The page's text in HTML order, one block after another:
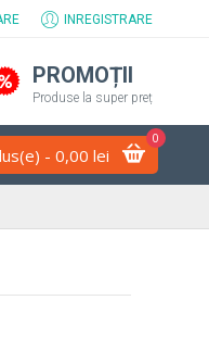
INREGISTRARE
PROMOȚII
Produse la super preț
- 0,00 lei
0